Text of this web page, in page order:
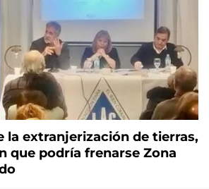
la extranjerización de tierras,
que podría frenarse Zona